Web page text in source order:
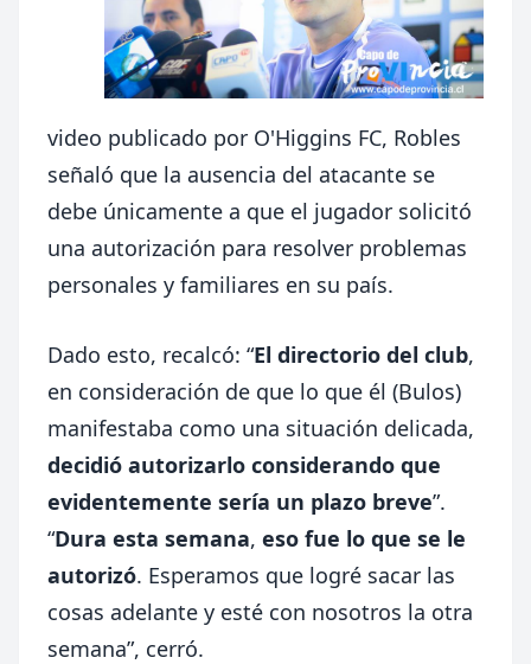
video publicado por O'Higgins FC, Robles
señaló que la ausencia del atacante se
debe únicamente a que el jugador solicitó
una autorización para resolver problemas
personales y familiares en su país.
Dado esto, recalcó: “El directorio del club,
en consideración de que lo que él (Bulos)
manifestaba como una situación delicada,
decidió autorizarlo considerando que
evidentemente sería un plazo breve”.
“Dura esta semana, eso fue lo que se le
autorizó. Esperamos que logré sacar las
cosas adelante y esté con nosotros la otra
semana”, cerró.